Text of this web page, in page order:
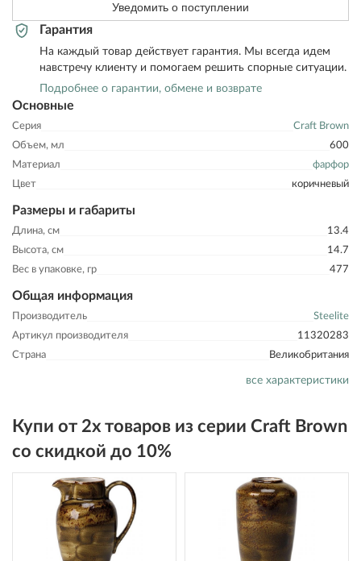
Основные
Серия
Craft Brown
Объем, мл
600
Материал
фарфор
Цвет
коричневый
Размеры и габариты
Длина, см
13.4
Высота, см
14.7
Вес в упаковке, гр
477
Общая информация
Производитель
Steelite
Артикул производителя
11320283
Страна
Великобритания
все характеристики
Уведомить о поступлении
Гарантия
На каждый товар действует гарантия. Мы всегда идем
навстречу клиенту и помогаем решить спорные ситуации.
Подробнее о гарантии, обмене и возврате
Купи от 2х товаров из серии Craft Brown
со скидкой до 10%